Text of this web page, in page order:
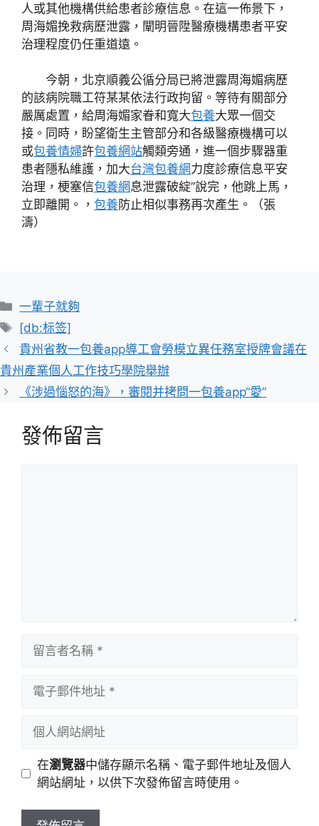
人或其他機構供給患者診療信息。在這一佈景下，
周海媚挽救病歷泄露，闡明晉陞醫療機構患者平安
治理程度仍任重道遠。
今朝，北京順義公循分局已將泄露周海媚病歷
的該病院職工符某某依法行政拘留。等待有關部分
嚴厲處置，給周海媚家眷和寬大包養大眾一個交
接。同時，盼望衛生主管部分和各級醫療機構可以
或包養情婦許包養網站觸類旁通，進一個步驟器重
患者隱私維護，加大台灣包養網力度診療信息平安
治理，梗塞信包養網息泄露破綻”說完，他跳上馬，
立即離開。， 包養防止相似事務再次產生。（張
濤）
分
類
一輩子就夠
標
籤
[db:标签]
貴州省教一包養app導工會勞模立異任務室授牌會議在
貴州產業個人工作技巧學院舉辦
《涉過惱怒的海》，審閱并拷問一包養app“愛”
發佈留言
址
站
址
在瀏覽器中儲存顯示名稱、電子郵件地址及個人
網站網址，以供下次發佈留言時使用。